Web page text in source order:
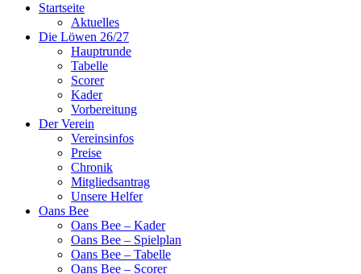
Startseite
Aktuelles
Die Löwen 26/27
Hauptrunde
Tabelle
Scorer
Kader
Vorbereitung
Der Verein
Vereinsinfos
Preise
Chronik
Mitgliedsantrag
Unsere Helfer
Oans Bee
Oans Bee – Kader
Oans Bee – Spielplan
Oans Bee – Tabelle
Oans Bee – Scorer